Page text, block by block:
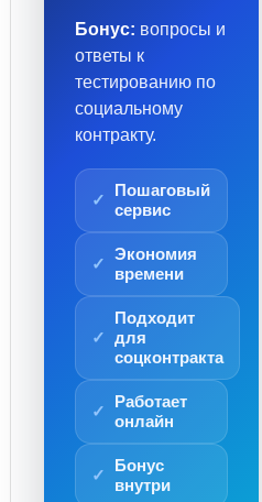
Бонус: вопросы и
ответы к
тестированию по
социальному
контракту.
Пошаговый
сервис
Экономия
времени
Подходит
для
соцконтракта
Работает
онлайн
Бонус
внутри